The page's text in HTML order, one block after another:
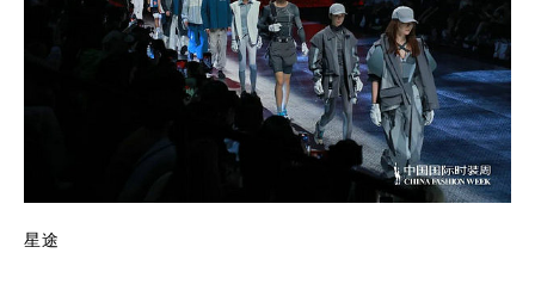
星途